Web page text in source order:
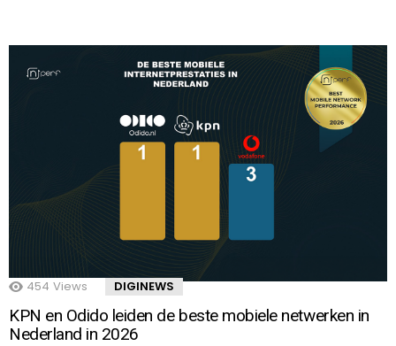
454 Views DIGINEWS
KPN en Odido leiden de beste mobiele netwerken in
Nederland in 2026